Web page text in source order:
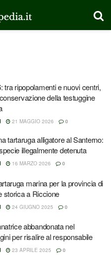
tra ripopolamenti e nuovi centri,
della testuggine
21 MAGGIO 2026 0
tartaruga alligatore al Santerno:
illegalmente detenuta
16 MARZO 2026 0
marina per la provincia di
storica a Riccione
24 GIUGNO 2025 0
abbandonata nel
per risalire al responsabile
23 APRILE 2025 0